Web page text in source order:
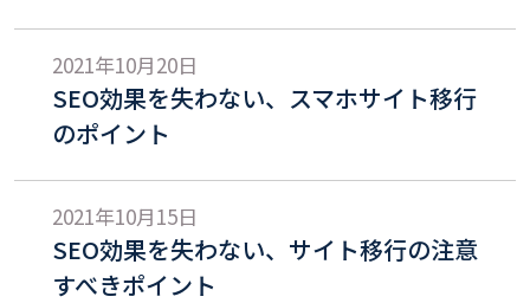
2021年10月20日
SEO効果を失わない、スマホサイト移行
のポイント
2021年10月15日
SEO効果を失わない、サイト移行の注意
すべきポイント